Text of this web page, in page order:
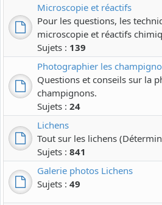
Microscopie et réactifs
Pour les questions, les
microscopie et réactifs
Sujets : 139
Photographier les
Questions et conseils sur la
champignons.
Sujets : 24
Lichens
Tout sur les lichens
Sujets : 841
Galerie photos Lichens
Sujets : 49